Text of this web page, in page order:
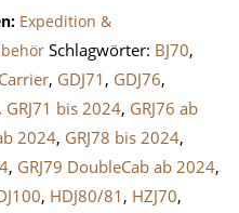
Expedition &
Schlagwörter: BJ70,
, GDJ71 , GDJ76,
GRJ71 bis 2024, GRJ76 ab
2024, GRJ78 bis 2024,
, GRJ79 DoubleCab ab 2024,
, HDJ80/81 , HZJ70,